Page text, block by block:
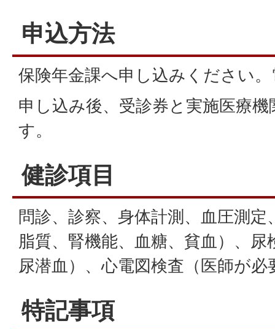
申込方法
保険年金課へ申し込みください
申し込み後、受診券と実施医療
す。
健診項目
問診、診察、身体計測、血圧測定
脂質、腎機能、血糖、貧血）、
尿潜血）、心電図検査（医師が
特記事項